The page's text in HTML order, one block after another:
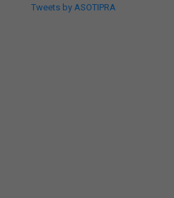
Tweets by ASOTIPRA